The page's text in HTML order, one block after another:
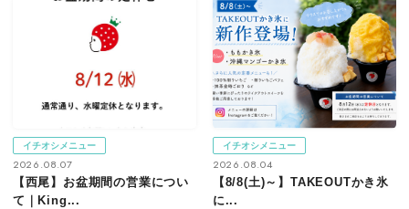
イチオシメニュー
2026.08.07
【西尾】お盆期間の営業につい
て｜King...
イチオシメニュー
2026.08.04
【8/8(土)～】TAKEOUTかき氷
に...